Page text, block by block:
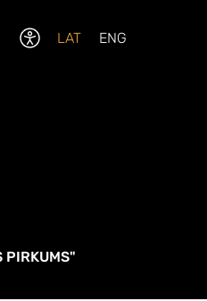
PIRKUMS"
LAT ENG